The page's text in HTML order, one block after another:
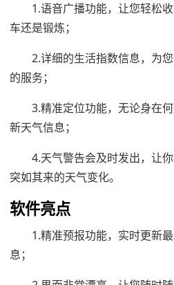
1.语音广播功能，让您轻松
车还是锻炼；
2.详细的生活指数信息，为
的服务；
3.精准定位功能，无论身在
新天气信息；
4.天气警告会及时发出，让
突如其来的天气变化。
软件亮点
1.精准预报功能，实时更新
息；